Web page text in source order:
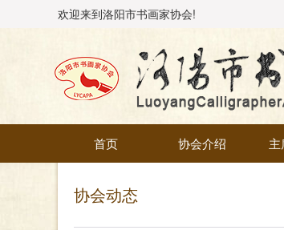
欢迎来到洛阳市书画家协会!
首页 协会介绍
协会动态